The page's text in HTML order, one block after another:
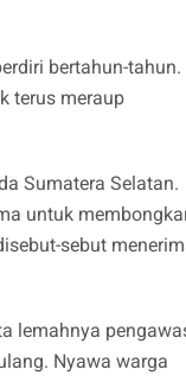
bertahun-tahun.
terus meraup
Sumatera Selatan.
untuk
sebut
lemahnya
Nyawa warga